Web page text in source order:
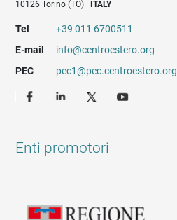
10126 Torino (TO) |
ITALY
Tel
+39 011 6700511
E-mail
info@centroestero.org
PEC
pec1@pec.centroestero.org
Enti promotori